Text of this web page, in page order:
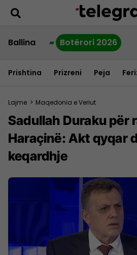
Ballina Botërori 2026
Prishtina Prizreni Peja
Lajme > Maqedonia e Veriut
Sadullah Duraku për
Haraçinë: Akt qyqar
keqardhje